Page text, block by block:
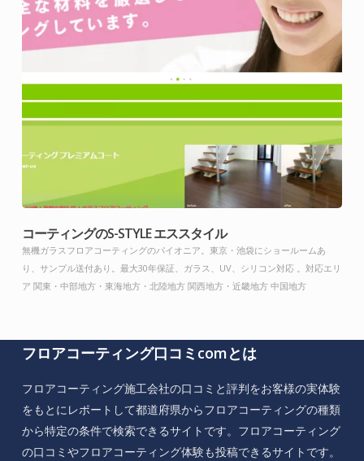
コーティングのS-STYLE エススタイル
無機ガラスフロアコーティングのパイオニア。東京・池袋にショールームあ
り、サンプル送付あり。最大30年保証、ガラス、UV、シリコン対応 。対応エリ
ア 関東・中部地方・東海地方・北陸地方 関西地方・近畿地方 中国地方
フロアコーティング口コミcomとは
フロアコーティング施工会社の口コミと評判をお客様の実体験
をもとにレポートして都道府県からフロアコーティングの種類
から特定の条件で検索できるサイトです。フロアコーティング
の口コミやフロアコーティング体験も投稿できるサイトです。